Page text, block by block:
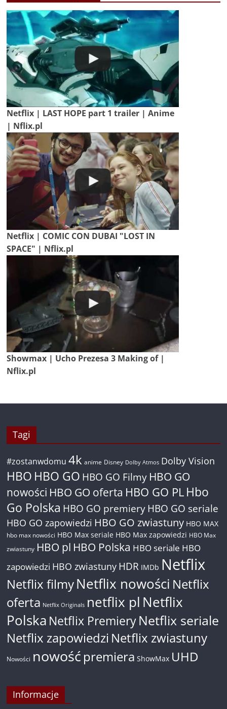
Netflix | LAST HOPE part 1 trailer | Anime
| Nflix.pl
Netflix | COMIC CON DUBAI "LOST IN
SPACE" | Nflix.pl
Showmax | Ucho Prezesa 3 Making of |
Nflix.pl
Tagi
#zostanwdomu 4k anime Disney Dolby Atmos Dolby Vision
HBO HBO GO HBO GO Filmy HBO GO
nowości HBO GO oferta HBO GO PL Hbo
Go Polska HBO GO premiery HBO GO seriale
HBO GO zapowiedzi HBO GO zwiastuny HBO MAX
hbo max nowości HBO Max seriale HBO Max zapowiedzi HBO Max
zwiastuny HBO pl HBO Polska HBO seriale HBO
zapowiedzi HBO zwiastuny HDR IMDb Netflix
Netflix filmyNetflix nowości Netflix
oferta Netflix Originals netflix pl Netflix
Polska Netflix PremieryNetflix seriale
Netflix zapowiedzi Netflix zwiastuny
Nowości nowość premiera ShowMax UHD
Informacje